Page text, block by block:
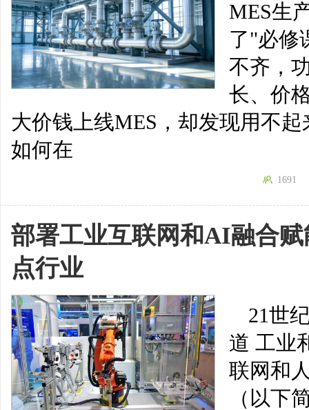
MES生
了"必修
不齐，
长、价
大价钱上线MES，却发现用不
如何在
1691
部署工业互联网和AI融合
点行业
21世
道 工业
联网和
（以下